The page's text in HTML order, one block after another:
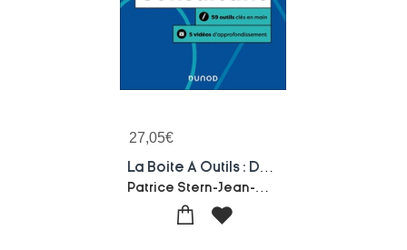
27,05€